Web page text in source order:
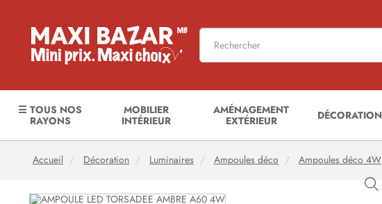
☰ TOUS NOS
RAYONS
MOBILIER
INTÉRIEUR
AMÉNAGEMENT
EXTÉRIEUR
DÉCORATION
Accueil Décoration Luminaires Ampoules déco Ampoules déco 4W